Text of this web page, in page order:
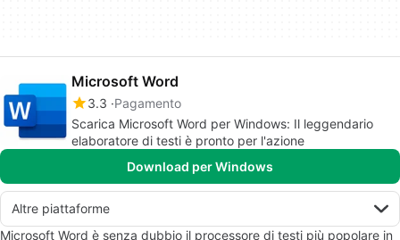
Microsoft Word
3.3 Pagamento
Scarica Microsoft Word per Windows: Il leggendario
elaboratore di testi è pronto per l'azione
Download per Windows
Altre piattaforme
Microsoft Word è senza dubbio il processore di testi più popolare in